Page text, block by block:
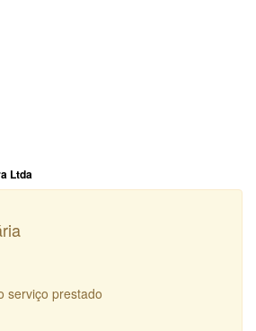
Ltda
serviço prestado